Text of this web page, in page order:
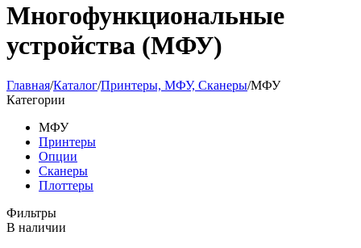
Многофункциональные
устройства (МФУ)
Главная/Каталог/Принтеры, МФУ, Сканеры/МФУ
Категории
МФУ
Принтеры
Опции
Сканеры
Плоттеры
Фильтры
В наличии